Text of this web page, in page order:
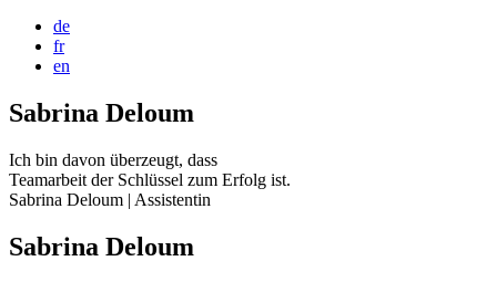
de
fr
en
Sabrina Deloum
Ich bin davon überzeugt, dass
Teamarbeit der Schlüssel zum Erfolg ist.
Sabrina Deloum | Assistentin
Sabrina Deloum